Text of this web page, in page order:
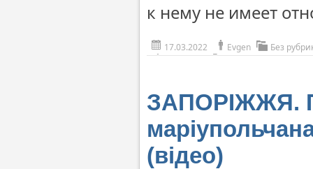
к нему не имеет
17.03.2022 Evgen Без
ЗАПОРІЖЖЯ.
(відео)